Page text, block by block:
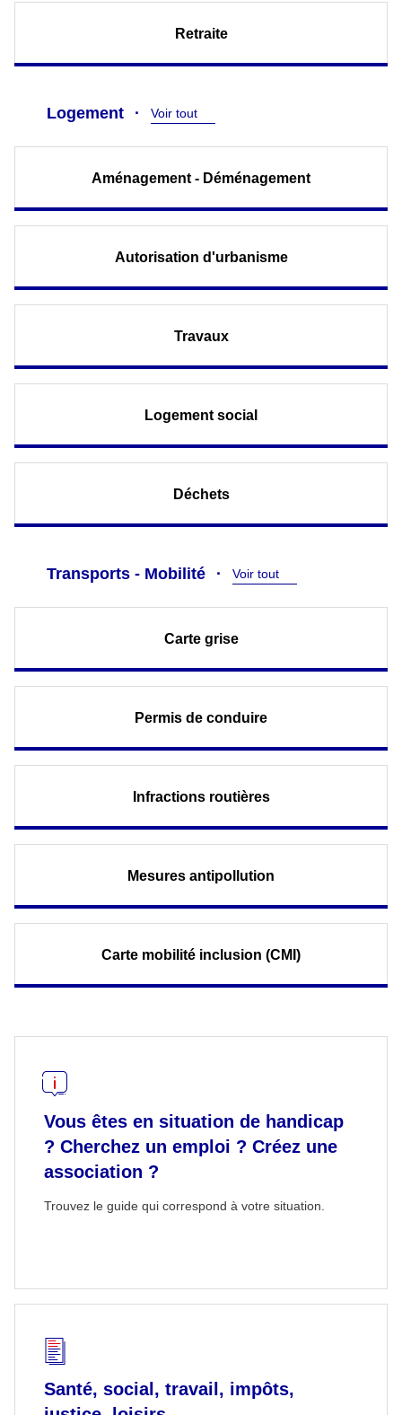
Retraite
Logement Voir tout
Aménagement - Déménagement
Autorisation d'urbanisme
Travaux
Logement social
Déchets
Transports - Mobilité Voir tout
Carte grise
Permis de conduire
Infractions routières
Mesures antipollution
Carte mobilité inclusion (CMI)
Vous êtes en situation de handicap
? Cherchez un emploi ? Créez une
association ?
Trouvez le guide qui correspond à votre situation.
Santé, social, travail, impôts,